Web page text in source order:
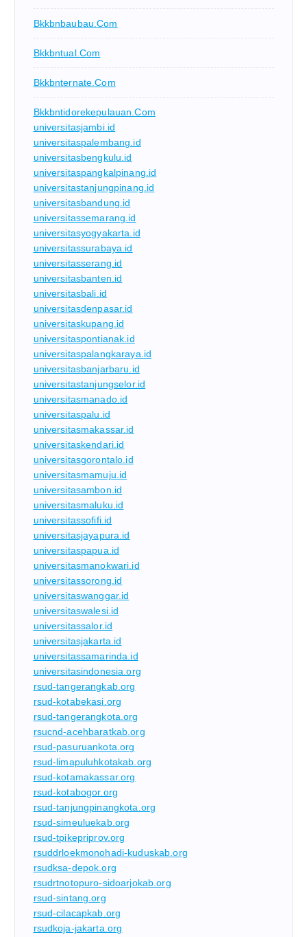
Bkkbnbaubau.com
Bkkbntual.com
Bkkbnternate.com
Bkkbntidorekepulauan.com
universitasjambi.id
universitaspalembang.id
universitasbengkulu.id
universitaspangkalpinang.id
universitastanjungpinang.id
universitasbandung.id
universitassemarang.id
universitasyogyakarta.id
universitassurabaya.id
universitasserang.id
universitasbanten.id
universitasbali.id
universitasdenpasar.id
universitaskupang.id
universitaspontianak.id
universitaspalangkaraya.id
universitasbanjarbaru.id
universitastanjungselor.id
universitasmanado.id
universitaspalu.id
universitasmakassar.id
universitaskendari.id
universitasgorontalo.id
universitasmamuju.id
universitasambon.id
universitasmaluku.id
universitassofifi.id
universitasjayapura.id
universitaspapua.id
universitasmanokwari.id
universitassorong.id
universitaswanggar.id
universitaswalesi.id
universitassalor.id
universitasjakarta.id
universitassamarinda.id
universitasindonesia.org
rsud-tangerangkab.org
rsud-kotabekasi.org
rsud-tangerangkota.org
rsucnd-acehbaratkab.org
rsud-pasuruankota.org
rsud-limapuluhkotakab.org
rsud-kotamakassar.org
rsud-kotabogor.org
rsud-tanjungpinangkota.org
rsud-simeuluekab.org
rsud-tpikepriprov.org
rsuddrloekmonohadi-kuduskab.org
rsudksa-depok.org
rsudrtnotopuro-sidoarjokab.org
rsud-sintang.org
rsud-cilacapkab.org
rsudkoja-jakarta.org